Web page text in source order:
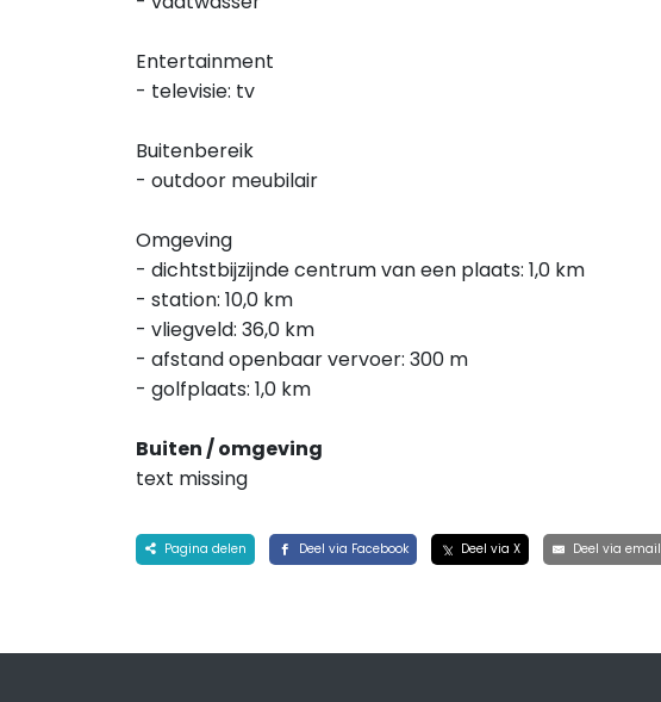
Entertainment
- televisie: tv
Buitenbereik
- outdoor meubilair
Omgeving
- dichtstbijzijnde centrum van een plaats: 1,0 km
- station: 10,0 km
- vliegveld: 36,0 km
- afstand openbaar vervoer: 300 m
- golfplaats: 1,0 km
Buiten / omgeving
text missing
Pagina delen Deel via Facebook Deel via X Deel via email